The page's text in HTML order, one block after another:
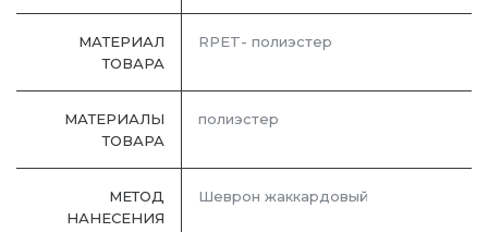
МАТЕРИАЛ
ТОВАРА
RPET- полиэстер
МАТЕРИАЛЫ
ТОВАРА
полиэстер
МЕТОД
НАНЕСЕНИЯ
Шеврон жаккардовый